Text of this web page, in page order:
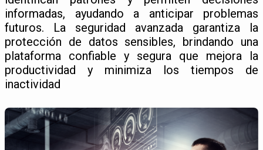
informadas, ayudando a anticipar problemas
futuros. La seguridad avanzada garantiza la
protección de datos sensibles, brindando una
plataforma confiable y segura que mejora la
productividad y minimiza los tiempos de
inactividad